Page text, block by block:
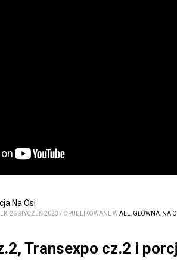
Na Osi
26 STYCZEŃ 2023 / OPUBLIKOWANE WALL GŁÓWNA NA
Transexpo cz.2 i